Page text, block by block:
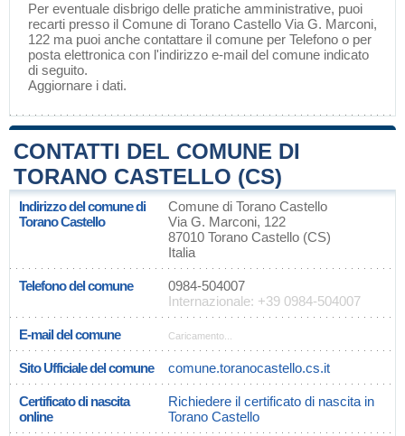
Per eventuale disbrigo delle pratiche amministrative, puoi
recarti presso il Comune di Torano Castello Via G. Marconi,
122 ma puoi anche contattare il comune per Telefono o per
posta elettronica con l'indirizzo e-mail del comune indicato
di seguito.
Aggiornare i dati.
CONTATTI DEL COMUNE DI
TORANO CASTELLO (CS)
Indirizzo del comune di
Torano Castello
Comune di Torano Castello
Via G. Marconi, 122
87010 Torano Castello (CS)
Italia
Telefono del comune
0984-504007
Internazionale: +39 0984-504007
E-mail del comune Caricamento...
Sito Ufficiale del comune comune.toranocastello.cs.it
Certificato di nascita
online
Richiedere il certificato di nascita in
Torano Castello